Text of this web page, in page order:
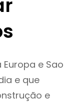
Europa e Sao
e que
e